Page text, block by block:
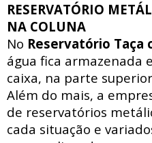
RESERVATÓRIO
NA COLUNA
No Reservatório Taça
água fica armazenada
caixa, na parte
Além do mais, a
de reservatórios
cada situação e